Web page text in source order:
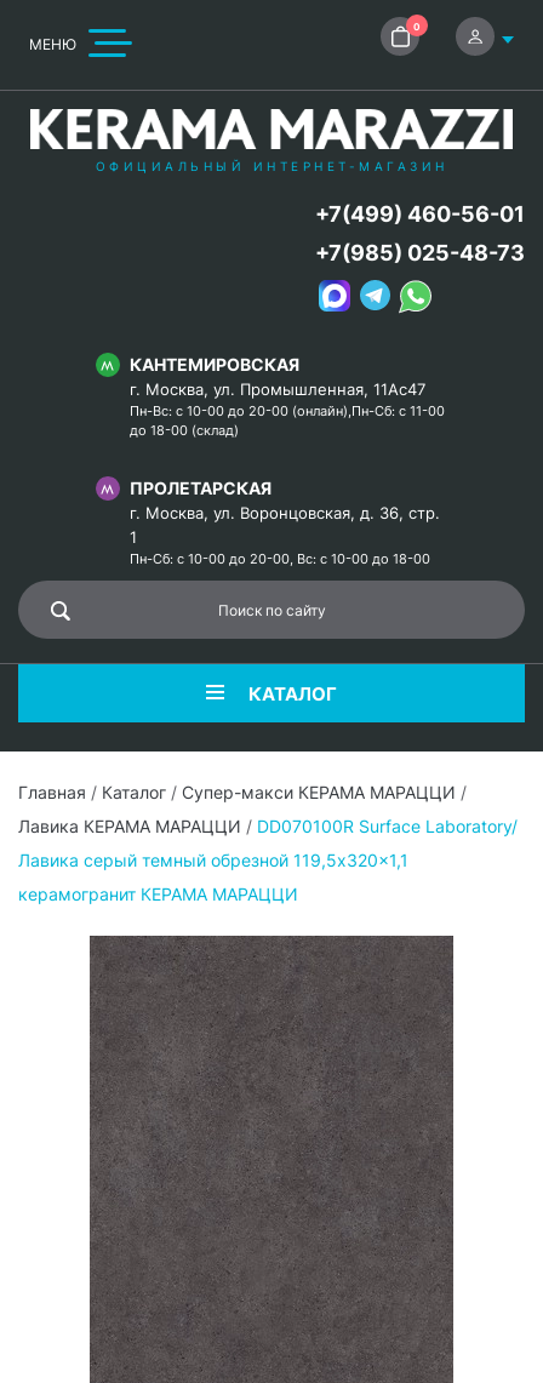
МЕНЮ
0
ОФИЦИАЛЬНЫЙ ИНТЕРНЕТ-МАГАЗИН
КАНТЕМИРОВСКАЯ
г. Москва, ул. Промышленная, 11Ас47
Пн-Вс: с 10-00 до 20-00 (онлайн),Пн-Сб: с 11-00
до 18-00 (склад)
ПРОЛЕТАРСКАЯ
г. Москва, ул. Воронцовская, д. 36, стр.
1
Пн-Сб: с 10-00 до 20-00, Вс: с 10-00 до 18-00
+7(499) 460-56-01
+7(985) 025-48-73
КАТАЛОГ
Главная / Каталог / Супер-макси КЕРАМА МАРАЦЦИ /
Лавика КЕРАМА МАРАЦЦИ / DD070100R Surface Laboratory/
Лавика серый темный обрезной 119,5x320x1,1
керамогранит КЕРАМА МАРАЦЦИ